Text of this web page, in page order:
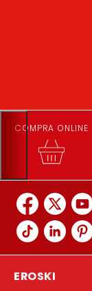
COMPRA ONLINE
EROSKI